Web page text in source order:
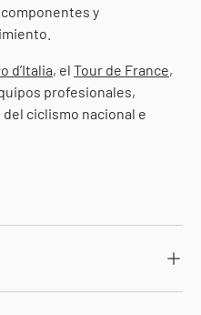
y
d’Italia, el Tour de France,
profesionales,
ciclismo nacional e